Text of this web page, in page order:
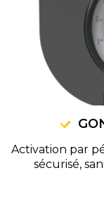
Activation par
sécurisé,